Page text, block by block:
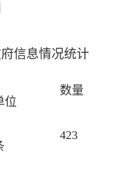
信息情况统计
位
数量
423